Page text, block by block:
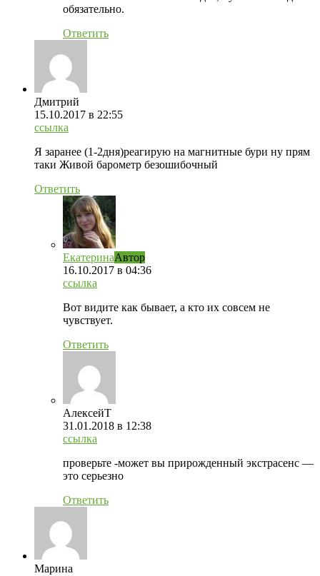
обязательно.
Ответить
Дмитрий
15.10.2017 в 22:55
ссылка
Я заранее (1-2дня)реагирую на магнитные бури ну прям
таки Живой барометр безошибочный
Ответить
ЕкатеринаАвтор
16.10.2017 в 04:36
ссылка
Вот видите как бывает, а кто их совсем не
чувствует.
Ответить
АлексейТ
31.01.2018 в 12:38
ссылка
проверьте -может вы прирожденный экстрасенс —
это серьезно
Ответить
Марина